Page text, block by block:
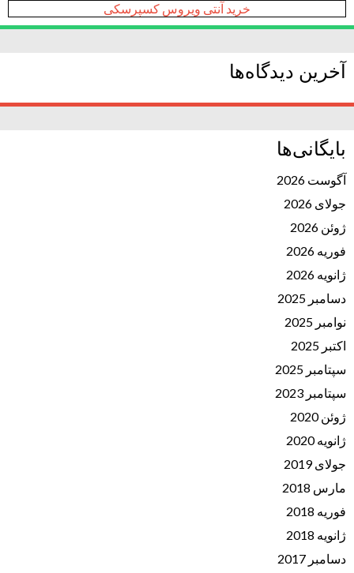
خرید آنتی ویروس کسپرسکی
آخرین دیدگاه‌ها
بایگانی‌ها
آگوست 2026
جولای 2026
ژوئن 2026
فوریه 2026
ژانویه 2026
دسامبر 2025
نوامبر 2025
اکتبر 2025
سپتامبر 2025
سپتامبر 2023
ژوئن 2020
ژانویه 2020
جولای 2019
مارس 2018
فوریه 2018
ژانویه 2018
دسامبر 2017